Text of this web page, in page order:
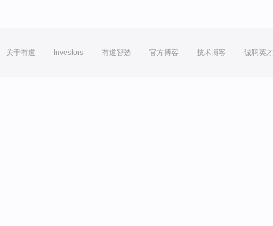
关于有道 Investors 有道智选 官方博客 技术博客 诚聘英才